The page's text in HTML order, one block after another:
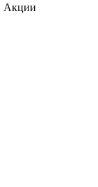
Акции